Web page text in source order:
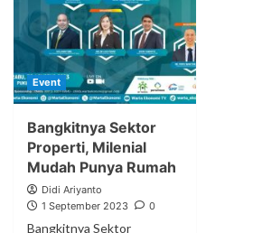
Event
Bangkitnya Sektor
Properti, Milenial
Mudah Punya Rumah
Didi Ariyanto
1 September 2023
0
Bangkitnya Sektor